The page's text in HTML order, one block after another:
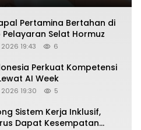
Pertamina Bertahan di
Pelayaran Selat Hormuz
19:43 6
Perkuat Kompetensi
AI Week
19:30 5
Sistem Kerja Inklusif,
Dapat Kesempatan